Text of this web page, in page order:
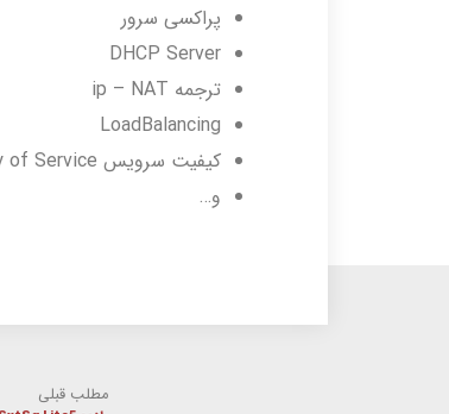
پراکسی سرور
DHCP Server
ترجمه ip – NAT
LoadBalancing
کیفیت سرویس Quality of Service
و…
مطلب قبلی